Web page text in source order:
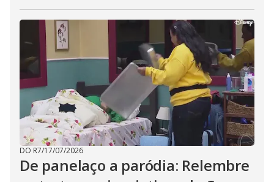
DO R7/17/07/2026
De panelaço a paródia: Relembre